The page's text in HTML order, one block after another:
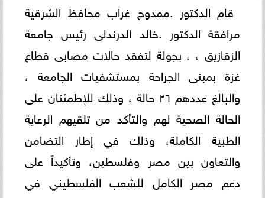
قام الدكتور .ممدوح غراب محافظ الشرقية
مرافقة الدكتور .خالد الدرندلى رئيس جامعة
الزقازيق ، ، بجولة لتفقد حالات مصابى قطاع
غزة بمبنى الجراحة بمستشفيات الجامعة ،
والبالغ عددهم ٢٦ حالة ، وذلك للإطمئنان على
الحالة الصحية لهم والتأكد من تلقيهم الرعاية
الطبية الكاملة، وذلك في إطار التضامن
والتعاون بين مصر وفلسطين، وتأكيداً على
دعم مصر الكامل للشعب الفلسطيني في